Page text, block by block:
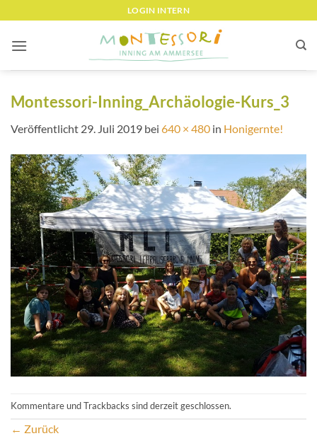
springen
LOGIN INTERN
Montessori-Inning_Archäologie-Kurs_3
Veröffentlicht 29. Juli 2019 bei 640 × 480 in Honigernte!
Kommentare und Trackbacks sind derzeit geschlossen.
← Zurück